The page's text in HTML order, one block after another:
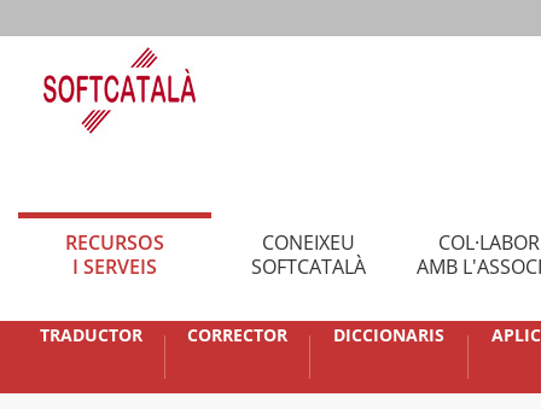
RECURSOS
I SERVEIS
CONEIXEU
SOFTCATALÀ
AMB
TRADUCTOR CORRECTOR DICCIONARIS